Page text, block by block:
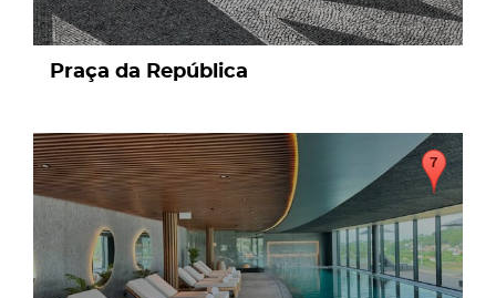
Praça da República
page